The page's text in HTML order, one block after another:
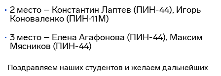
2 место – Константин Лаптев (ПИН-44), Игорь
Коноваленко (ПИН-11М)
3 место – Елена Агафонова (ПИН-44), Максим
Мясников (ПИН-44)
Поздравляем наших студентов и желаем дальнейших